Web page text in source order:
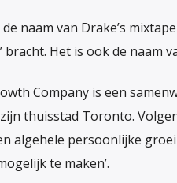
de naam van Drake’s
bracht. Het is ook de naam
Company is een
thuisstad Toronto.
algehele persoonlijke
te maken’.